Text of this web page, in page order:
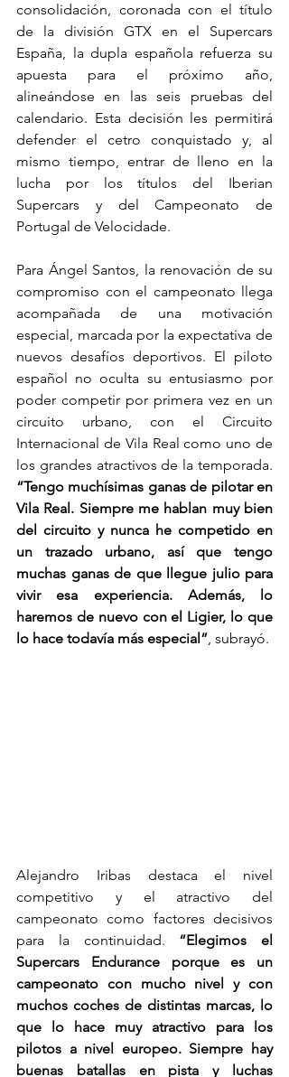
consolidación, coronada con el título
de la división GTX en el Supercars
España, la dupla española refuerza su
apuesta para el próximo año,
alineándose en las seis pruebas del
calendario. Esta decisión les permitirá
defender el cetro conquistado y, al
mismo tiempo, entrar de lleno en la
lucha por los títulos del Iberian
Supercars y del Campeonato de
Portugal de Velocidade.
Para Ángel Santos, la renovación de su
compromiso con el campeonato llega
acompañada de una motivación
especial, marcada por la expectativa de
nuevos desafíos deportivos. El piloto
español no oculta su entusiasmo por
poder competir por primera vez en un
circuito urbano, con el Circuito
Internacional de Vila Real como uno de
“Tengo muchísimas ganas de pilotar en
Vila Real. Siempre me hablan muy bien
del circuito y nunca he competido en
un trazado urbano, así que tengo
muchas ganas de que llegue julio para
vivir esa experiencia. Además, lo
haremos de nuevo con el Ligier, lo que
lo hace todavía más especial”, subrayó.
Alejandro Iribas destaca el nivel
competitivo y el atractivo del
campeonato como factores decisivos
para la continuidad. “Elegimos el
Supercars Endurance porque es un
campeonato con mucho nivel y con
muchos coches de distintas marcas, lo
que lo hace muy atractivo para los
pilotos a nivel europeo. Siempre hay
buenas batallas en pista y luchas